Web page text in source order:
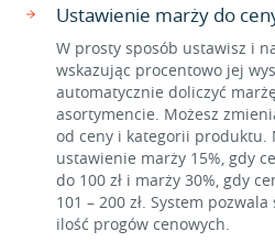
Ustawienie marży do
W prosty sposób ustawisz i
wskazując procentowo jej
automatycznie doliczyć
asortymencie. Możesz
od ceny i kategorii produktu.
ustawienie marży 15%, gdy
do 100 zł i marży 30%, gdy
101 – 200 zł. System
ilość progów cenowych.